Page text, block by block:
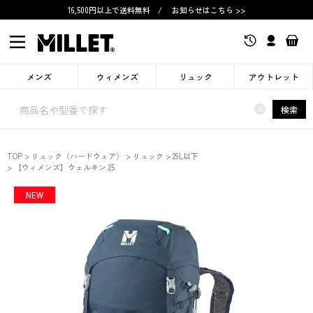
16,500円以上で送料無料 / お知らせはこちら >>
メンズ ウィメンズ リュック アウトレット
× 検索
TOP リュック（ハードウェア） リュック
29L以下
【ウィメンズ】ウェルキン 25
NEW